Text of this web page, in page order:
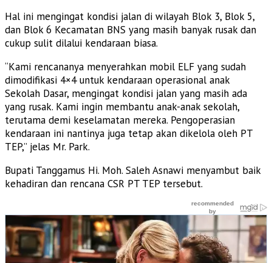
Hal ini mengingat kondisi jalan di wilayah Blok 3, Blok 5,
dan Blok 6 Kecamatan BNS yang masih banyak rusak dan
cukup sulit dilalui kendaraan biasa.
“Kami rencananya menyerahkan mobil ELF yang sudah
dimodifikasi 4×4 untuk kendaraan operasional anak
Sekolah Dasar, mengingat kondisi jalan yang masih ada
yang rusak. Kami ingin membantu anak-anak sekolah,
terutama demi keselamatan mereka. Pengoperasian
kendaraan ini nantinya juga tetap akan dikelola oleh PT
TEP,” jelas Mr. Park.
Bupati Tanggamus Hi. Moh. Saleh Asnawi menyambut baik
kehadiran dan rencana CSR PT TEP tersebut.